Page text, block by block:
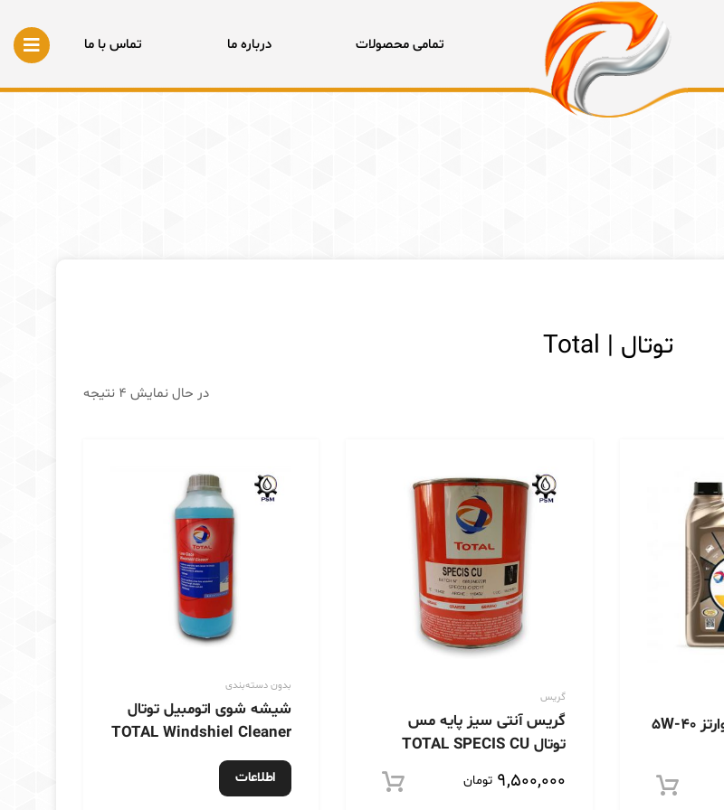
تمامی محصولات درباره ما تماس با ما
توتال | Total
در حال نمایش 4 نتیجه
مرتب‌سازی
روغن موتور توتال کوارتز 5W-40
افزودن به سبد خرید
گریس
گریس آنتی سیز پایه مس
توتال TOTAL SPECIS CU
۹,۵۰۰,۰۰۰ تومان افزودن به سبد خرید
بدون دسته‌بندی
شیشه شوی اتومبیل توتال
TOTAL Windshiel Cleaner
اطلاعات
پیش از پرداخت نهایی حتما قیمت را از فروشگاه استعلام نهایی کنید.